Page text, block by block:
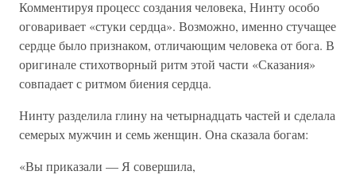
Комментируя процесс создания человека, Нинту особо
оговаривает «стуки сердца». Возможно, именно стучащее
сердце было признаком, отличающим человека от бога. В
оригинале стихотворный ритм этой части «Сказания»
совпадает с ритмом биения сердца.
Нинту разделила глину на четырнадцать частей и сделала
семерых мужчин и семь женщин. Она сказала богам:
«Вы приказали — Я совершила,